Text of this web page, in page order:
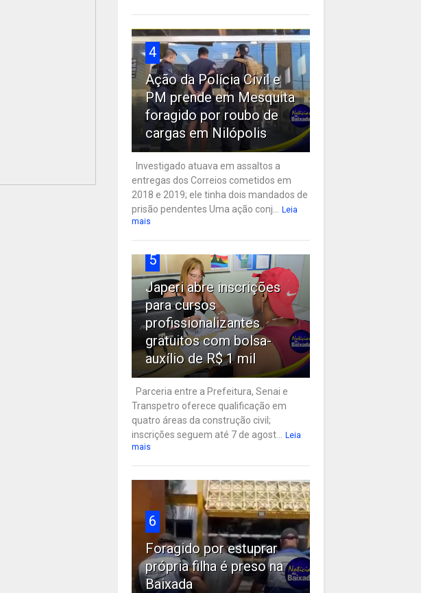
4
Ação da Polícia Civil e
PM prende em Mesquita
foragido por roubo de
cargas em Nilópolis
Investigado atuava em assaltos a
entregas dos Correios cometidos em
2018 e 2019; ele tinha dois mandados de
prisão pendentes Uma ação conj... Leia
mais
5
Japeri abre inscrições
para cursos
profissionalizantes
gratuitos com bolsa-
auxílio de R$ 1 mil
Parceria entre a Prefeitura, Senai e
Transpetro oferece qualificação em
quatro áreas da construção civil;
inscrições seguem até 7 de agost... Leia
mais
6
Foragido por estuprar
própria filha é preso na
Baixada